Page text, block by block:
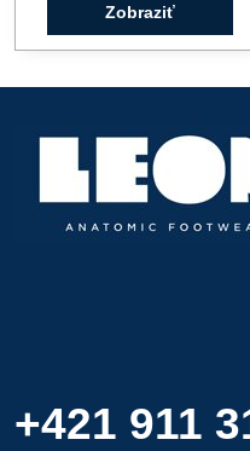
Zobraziť
+421 911